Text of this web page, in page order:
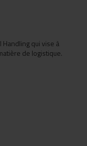
Handling qui vise à
de logistique.